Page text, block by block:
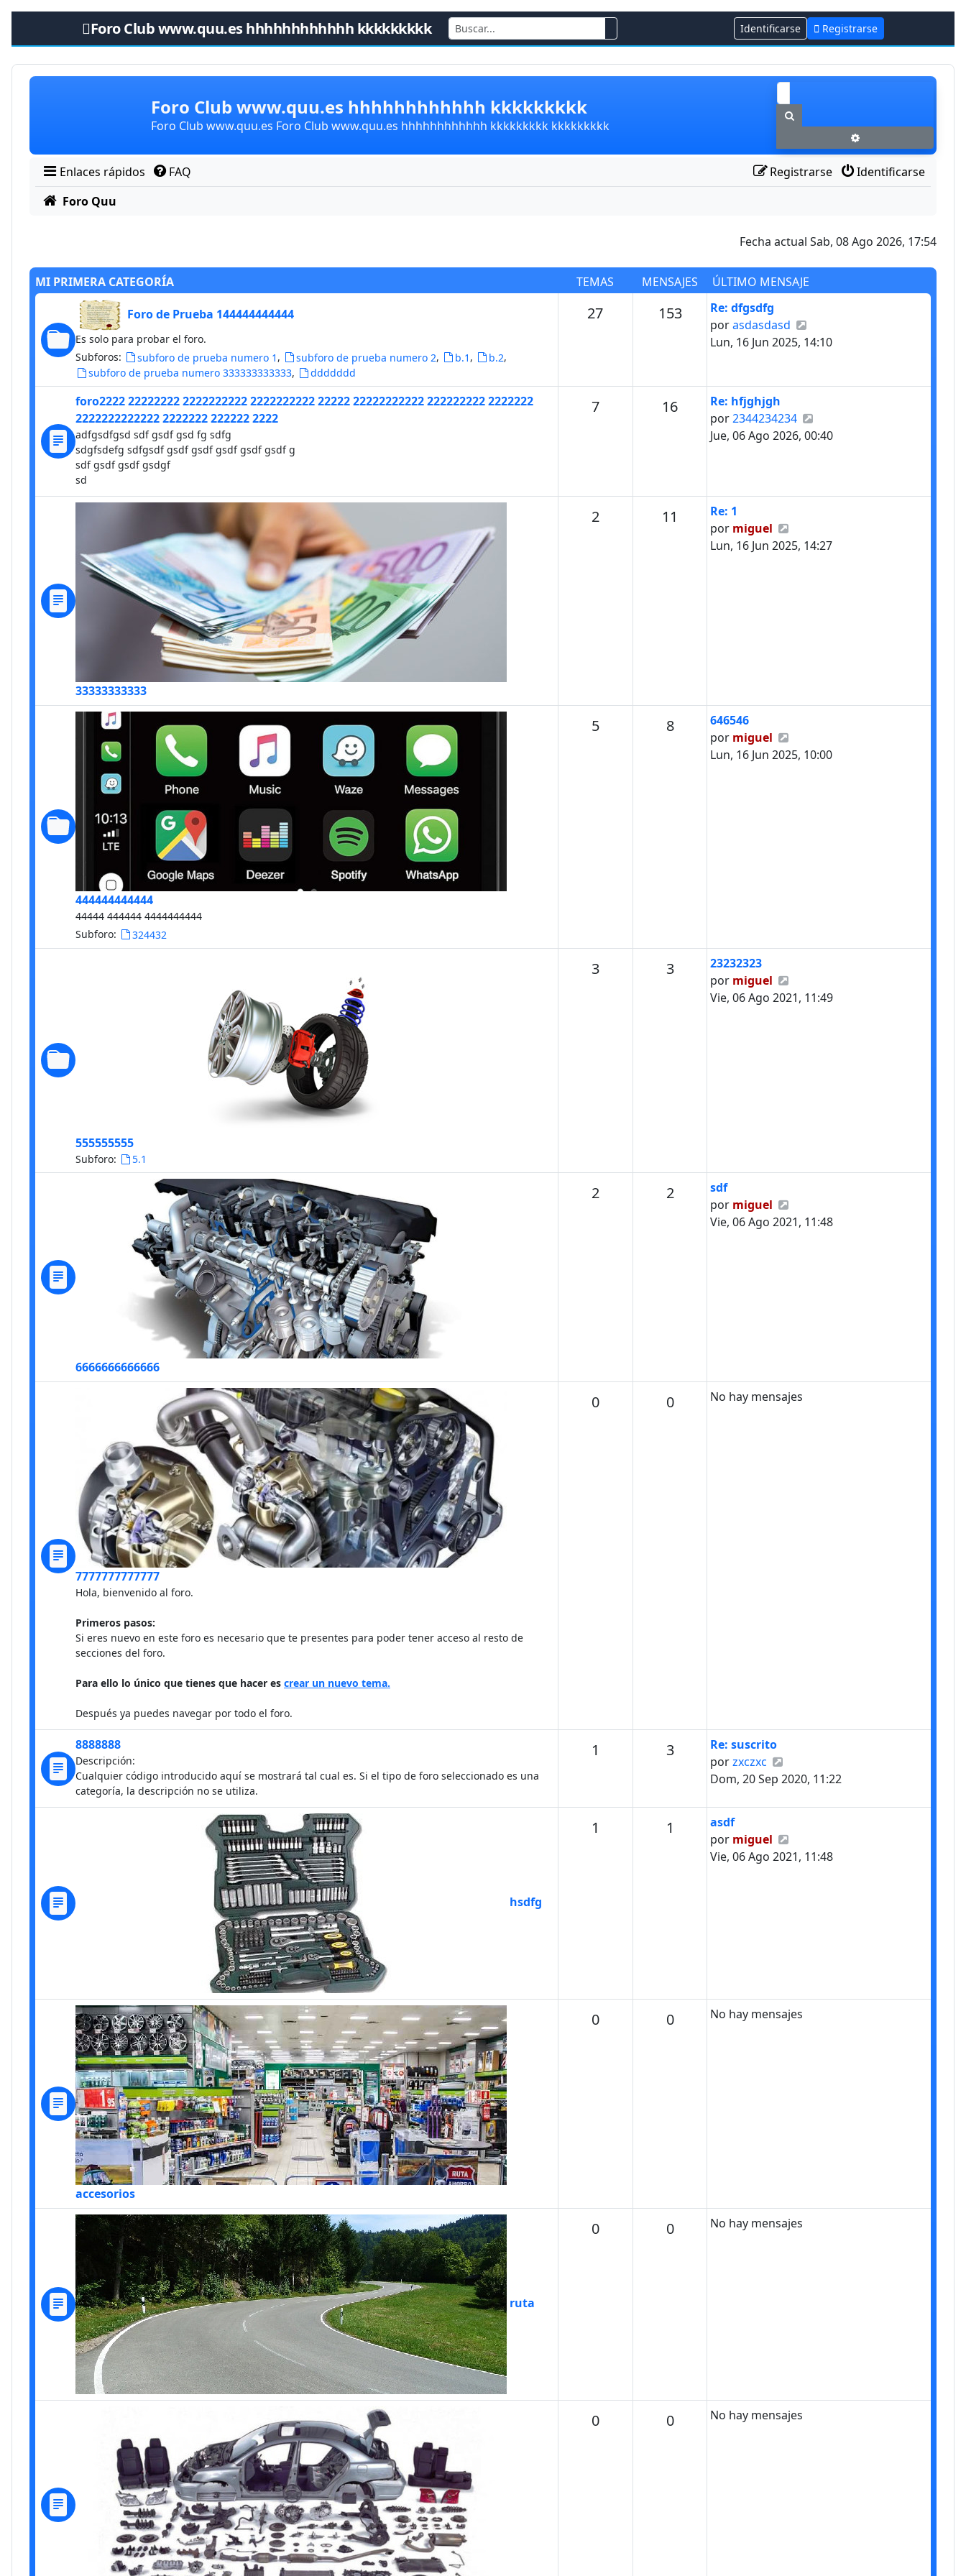
Foro Club www.quu.es hhhhhhhhhhhh kkkkkkkkk Identificarse Registrarse
Obviar
Foro Club www.quu.es hhhhhhhhhhhh kkkkkkkkk
Foro Club www.quu.es Foro Club www.quu.es hhhhhhhhhhhh kkkkkkkkk kkkkkkkkk
Enlaces rápidos FAQ Identificarse
Registrarse
Foro Quu
Fecha actual Sab, 08 Ago 2026, 17:54
MI PRIMERA CATEGORÍA TEMAS MENSAJES ÚLTIMO MENSAJE
Foro de Prueba 144444444444
Es solo para probar el foro.
Subforos:
subforo de prueba numero 1 , subforo de prueba numero 2, b.1 , b.2,
subforo de prueba numero 333333333333, ddddddd
27Temas 153Mensajes
Último mensaje
Re: dfgsdfg
porasdasdasd
Lun, 16 Jun 2025, 14:10
foro2222 22222222 2222222222 2222222222 22222 22222222222 222222222 2222222
2222222222222 2222222 222222 2222
adfgsdfgsd sdf gsdf gsd fg sdfg
sdgfsdefg sdfgsdf gsdf gsdf gsdf gsdf gsdf g
sdf gsdf gsdf gsdgf
sd
7Temas 16MensajesÚltimo mensaje
Re: hfjghjgh
por2344234234
Jue, 06 Ago 2026, 00:40
33333333333
2Temas 11 MensajesÚltimo mensaje
Re: 1
por miguel
Lun, 16 Jun 2025, 14:27
444444444444
44444 444444 4444444444
Subforo:
324432
5Temas 8MensajesÚltimo mensaje
646546
por miguel
Lun, 16 Jun 2025, 10:00
555555555
Subforo: 5.1
3Temas 3MensajesÚltimo mensaje
23232323
por miguel
Vie, 06 Ago 2021, 11:49
6666666666666
2Temas 2MensajesÚltimo mensaje
sdf
por miguel
Vie, 06 Ago 2021, 11:48
7777777777777
Hola, bienvenido al foro.
Primeros pasos:
Si eres nuevo en este foro es necesario que te presentes para poder tener acceso al resto de
secciones del foro.
Para ello lo único que tienes que hacer es crear un nuevo tema.
Después ya puedes navegar por todo el foro.
0Temas 0MensajesNo hay mensajes
8888888
Descripción:
Cualquier código introducido aquí se mostrará tal cual es. Si el tipo de foro seleccionado es una
categoría, la descripción no se utiliza.
1 3MensajesÚltimo mensaje
Re: suscrito
porzxczxc
Dom, 20 Sep 2020, 11:22
hsdfg
1 1 MensajesÚltimo mensaje
asdf
por miguel
Vie, 06 Ago 2021, 11:48
accesorios
0Temas 0MensajesNo hay mensajes
ruta
0Temas 0MensajesNo hay mensajes
0Temas 0MensajesNo hay mensajes